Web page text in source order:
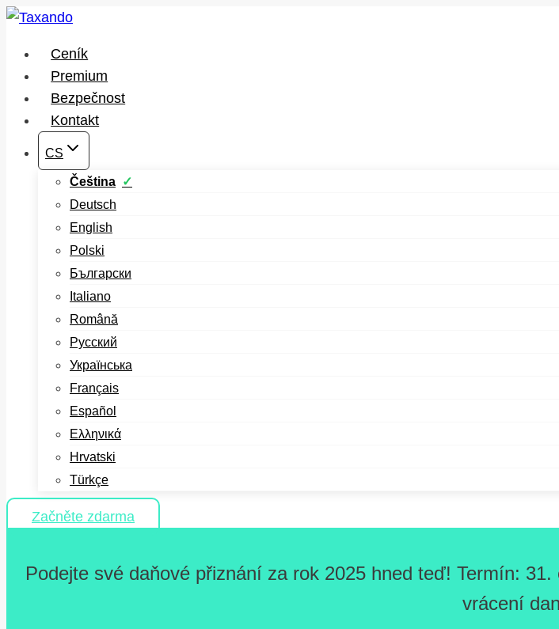
Přeskočit
obsah
Ceník
Premium
Bezpečnost
Kontakt
CS
Čeština
Deutsch
English
Polski
Български
Italiano
Română
Русский
Українська
Français
Español
Ελληνικά
Hrvatski
Türkçe
Začněte zdarma
Podejte své daňové přiznání za rok 2025 hned teď! Termín:
vrácení